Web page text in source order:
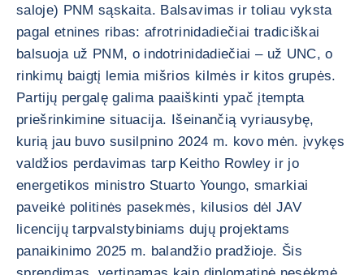
saloje) PNM sąskaita. Balsavimas ir toliau vyksta
pagal etnines ribas: afrotrinidadiečiai tradiciškai
balsuoja už PNM, o indotrinidadiečiai – už UNC, o
rinkimų baigtį lemia mišrios kilmės ir kitos grupės.
Partijų pergalę galima paaiškinti ypač įtempta
priešrinkimine situacija. Išeinančią vyriausybę,
kurią jau buvo susilpnino 2024 m. kovo mėn. įvykęs
valdžios perdavimas tarp Keitho Rowley ir jo
energetikos ministro Stuarto Youngo, smarkiai
paveikė politinės pasekmės, kilusios dėl JAV
licencijų tarpvalstybiniams dujų projektams
panaikinimo 2025 m. balandžio pradžioje. Šis